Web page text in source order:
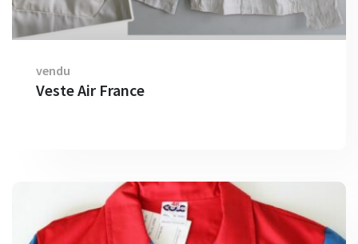
vendu
Veste Air France